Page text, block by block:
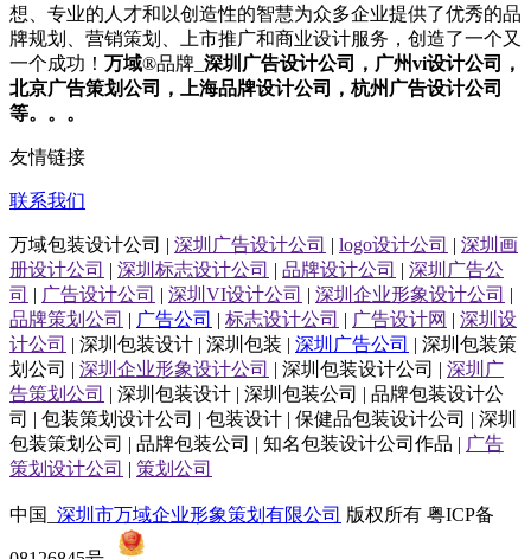
想、专业的人才和以创造性的智慧为众多企业提供了优秀的品
牌规划、营销策划、上市推广和商业设计服务， 创造了一个又
一个成功！ 万域®品牌_ 深圳 广告设计公司 ，广州vi设计公司
，
北京广告策划公司 ，上海品牌设计公司 ，杭州 广告设计公司
等。。。
友情链接
联系我们
万域包装设计公司 | 深圳广告设计公司 | logo设计公司 | 深圳画
册设计公司 | 深圳标志设计公司 | 品牌设计公司 | 深圳广告公
司 | 广告设计公司 | 深圳VI设计公司 | 深圳企业形象设计公司 |
品牌策划公司 | 广告公司 | 标志设计公司 | 广告设计网 | 深圳设
计公司 | 深圳包装设计 | 深圳包装 | 深圳广告公司 | 深圳包装策
划公司 | 深圳企业形象设计公司 | 深圳包装设计公司 | 深圳广
告策划公司 | 深圳包装设计 | 深圳包装公司 | 品牌包装设计公
司 | 包装策划设计公司 | 包装设计 | 保健品包装设计公司 | 深圳
包装策划公司 | 品牌包装公司 | 知名包装设计公司作品 | 广告
策划设计公司 | 策划公司
中国_ 深圳市万域企业形象策划有限公司 版权所有 粤ICP备